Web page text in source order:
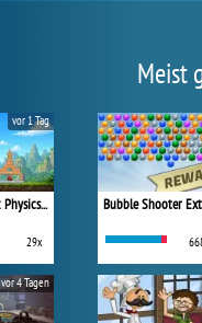
One Shot Tower: Physics Destroyer
29x
vor 1 Tag
vor 4 Tagen
Meist
Bubble Shooter